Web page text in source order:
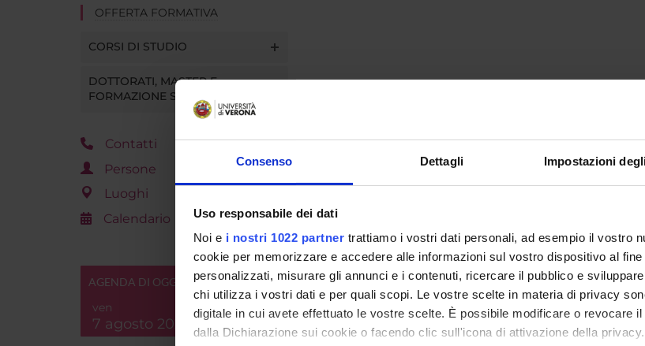
Consenso Dettagli Impostazioni
Uso responsabile dei dati
Noi e i nostri 1022 partner trattiamo i vostri dati personali, ad esempio il vostro
cookie per memorizzare e accedere alle informazioni sul vostro dispositivo al
personalizzati, misurare gli annunci e i contenuti, ricercare il pubblico e
chi utilizza i vostri dati e per quali scopi. Le vostre scelte in materia di privacy
digitale in cui avete effettuato le vostre scelte. È possibile modificare o revocare
dalla Dichiarazione sui cookie o facendo clic sull'icona di attivazione della privacy.
OFFERTA FORMATIVA
CORSI DI STUDIO
DOTTORATI, MASTER E
FORMAZIONE SUPERIORE
Contatti
Persone
Luoghi
Calendario
AGENDA DI OGGI
ven
7 agosto 2026